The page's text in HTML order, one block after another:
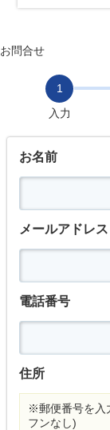
お問合せ
1
入力
お名前
メールアドレス
電話番号
住所
※郵便番号を入
フンなし)